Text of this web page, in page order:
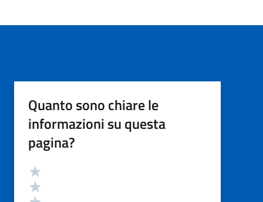
Quanto sono chiare le
informazioni su questa
pagina?
Valutazione